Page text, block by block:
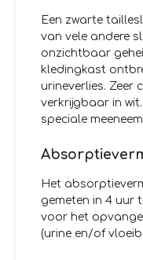
Een zwarte
van vele andere
onzichtbaar
kledingkast
urineverlies. Zeer
verkrijgbaar in
speciale
Het
gemeten in 4 uur
voor het
(urine en/of